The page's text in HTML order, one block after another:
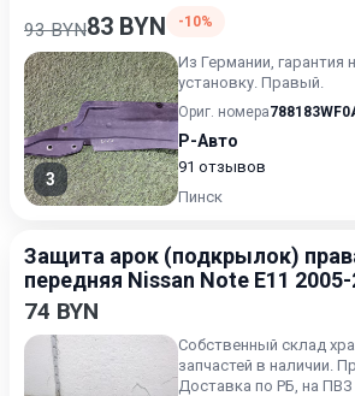
93 BYN83 BYN -10%
3
Из Германии, гарантия
установку. Правый.
Ориг. номера
Р-Авто
91 отзывов
Пинск
Защита арок (подкрылок)
передняя Nissan Note E11
74 BYN
Собственный склад
запчастей в наличии.
Доставка по РБ, на